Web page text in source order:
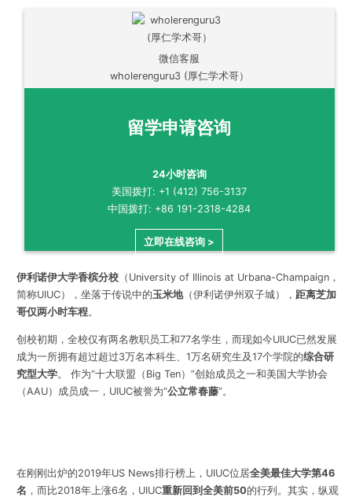
微信客服
wholerenguru3 (厚仁学术哥）
留学申请咨询
24小时咨询
美国拨打: +1 (412) 756-3137
中国拨打: +86 191-2318-4284
立即在线咨询 >
伊利诺伊大学香槟分校（University of Illinois at Urbana-Champaign，
简称UIUC），坐落于传说中的玉米地（伊利诺伊州双子城）， 距离芝加
哥仅两小时车程。
创校初期，全校仅有两名教职员工和77名学生，而现如今UIUC已然发展
成为一所拥有超过超过3万名本科生、1万名研究生及17个学院的综合研
究型大学。 作为“十大联盟（Big Ten）”创始成员之一和美国大学协会
（AAU）成员成一，UIUC被誉为“公立常春藤”。
在刚刚出炉的2019年US News排行榜上，UIUC位居全美最佳大学第46
名 ，而比2018年上涨6名，UIUC重新回到全美前50的行列。其实，纵观